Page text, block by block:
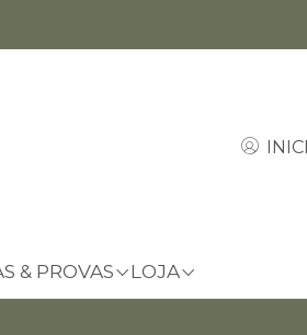
& PROVAS LOJA
Encomendas